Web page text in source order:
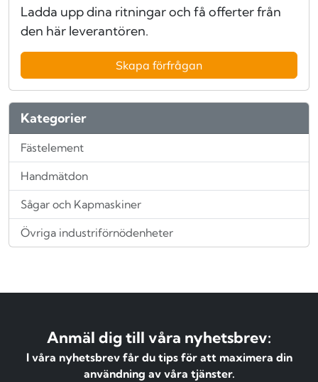
Ladda upp dina ritningar och få offerter från
den här leverantören.
Skapa förfrågan
Kategorier
Fästelement
Handmätdon
Sågar och Kapmaskiner
Övriga industriförnödenheter
Anmäl dig till våra nyhetsbrev:
I våra nyhetsbrev får du tips för att maximera din
användning av våra tjänster.